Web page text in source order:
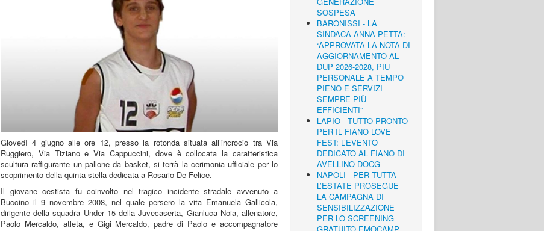
Giovedì 4 giugno alle ore 12, presso la rotonda situata all’incrocio tra Via
Ruggiero, Via Tiziano e Via Cappuccini, dove è collocata la caratteristica
scultura raffigurante un pallone da basket, si terrà la cerimonia ufficiale per lo
scoprimento della quinta stella dedicata a Rosario De Felice.
Il giovane cestista fu coinvolto nel tragico incidente stradale avvenuto a
Buccino il 9 novembre 2008, nel quale persero la vita Emanuela Gallicola,
dirigente della squadra Under 15 della Juvecaserta, Gianluca Noia, allenatore,
Paolo Mercaldo, atleta, e Gigi Mercaldo, padre di Paolo e accompagnatore
SOSPESA
BARONISSI - LA
SINDACA ANNA PETTA:
“APPROVATA LA NOTA DI
AGGIORNAMENTO AL
DUP 2026-2028, PIÙ
PERSONALE A TEMPO
PIENO E SERVIZI
SEMPRE PIÙ
EFFICIENTI”
LAPIO - TUTTO PRONTO
PER IL FIANO LOVE
FEST: L’EVENTO
DEDICATO AL FIANO DI
AVELLINO DOCG
NAPOLI - PER TUTTA
L’ESTATE PROSEGUE
LA CAMPAGNA DI
SENSIBILIZZAZIONE
PER LO SCREENING